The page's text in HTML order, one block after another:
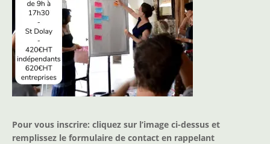
Pour vous inscrire: cliquez sur l’image ci-dessus et
remplissez le formulaire de contact en rappelant